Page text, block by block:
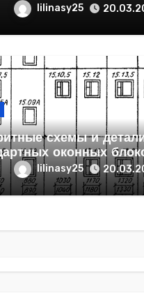
lilinasy25
схемы и
оконных
lilinasy25